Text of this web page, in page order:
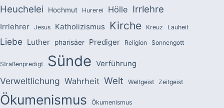
Heuchelei Hochmut Hurerei Hölle Irrlehre
Irrlehrer Jesus Katholizismus Kirche Kreuz Lauheit
Liebe Luther pharisäer Prediger Religion Sonnengott
Straßenpredigt Sünde Verführung
Verweltlichung Wahrheit Welt Weltgeist Zeitgeist
Ökumenismus Ökumenismus